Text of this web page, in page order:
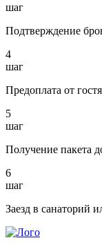
шаг
Подтверждение
4
шаг
Предоплата от гостя
5
шаг
Получение пакета
6
шаг
Заезд в санаторий